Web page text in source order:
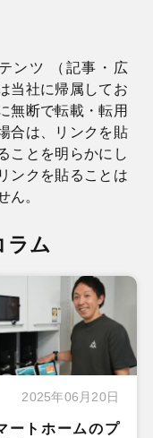
ンツ （記事・広
当社に帰属してお
無断で転載・転用
合は、リンクを貼
ことを明らかにし
ンクを貼ることは
ん。
ラム
2025年06月20日
ートホームのプ